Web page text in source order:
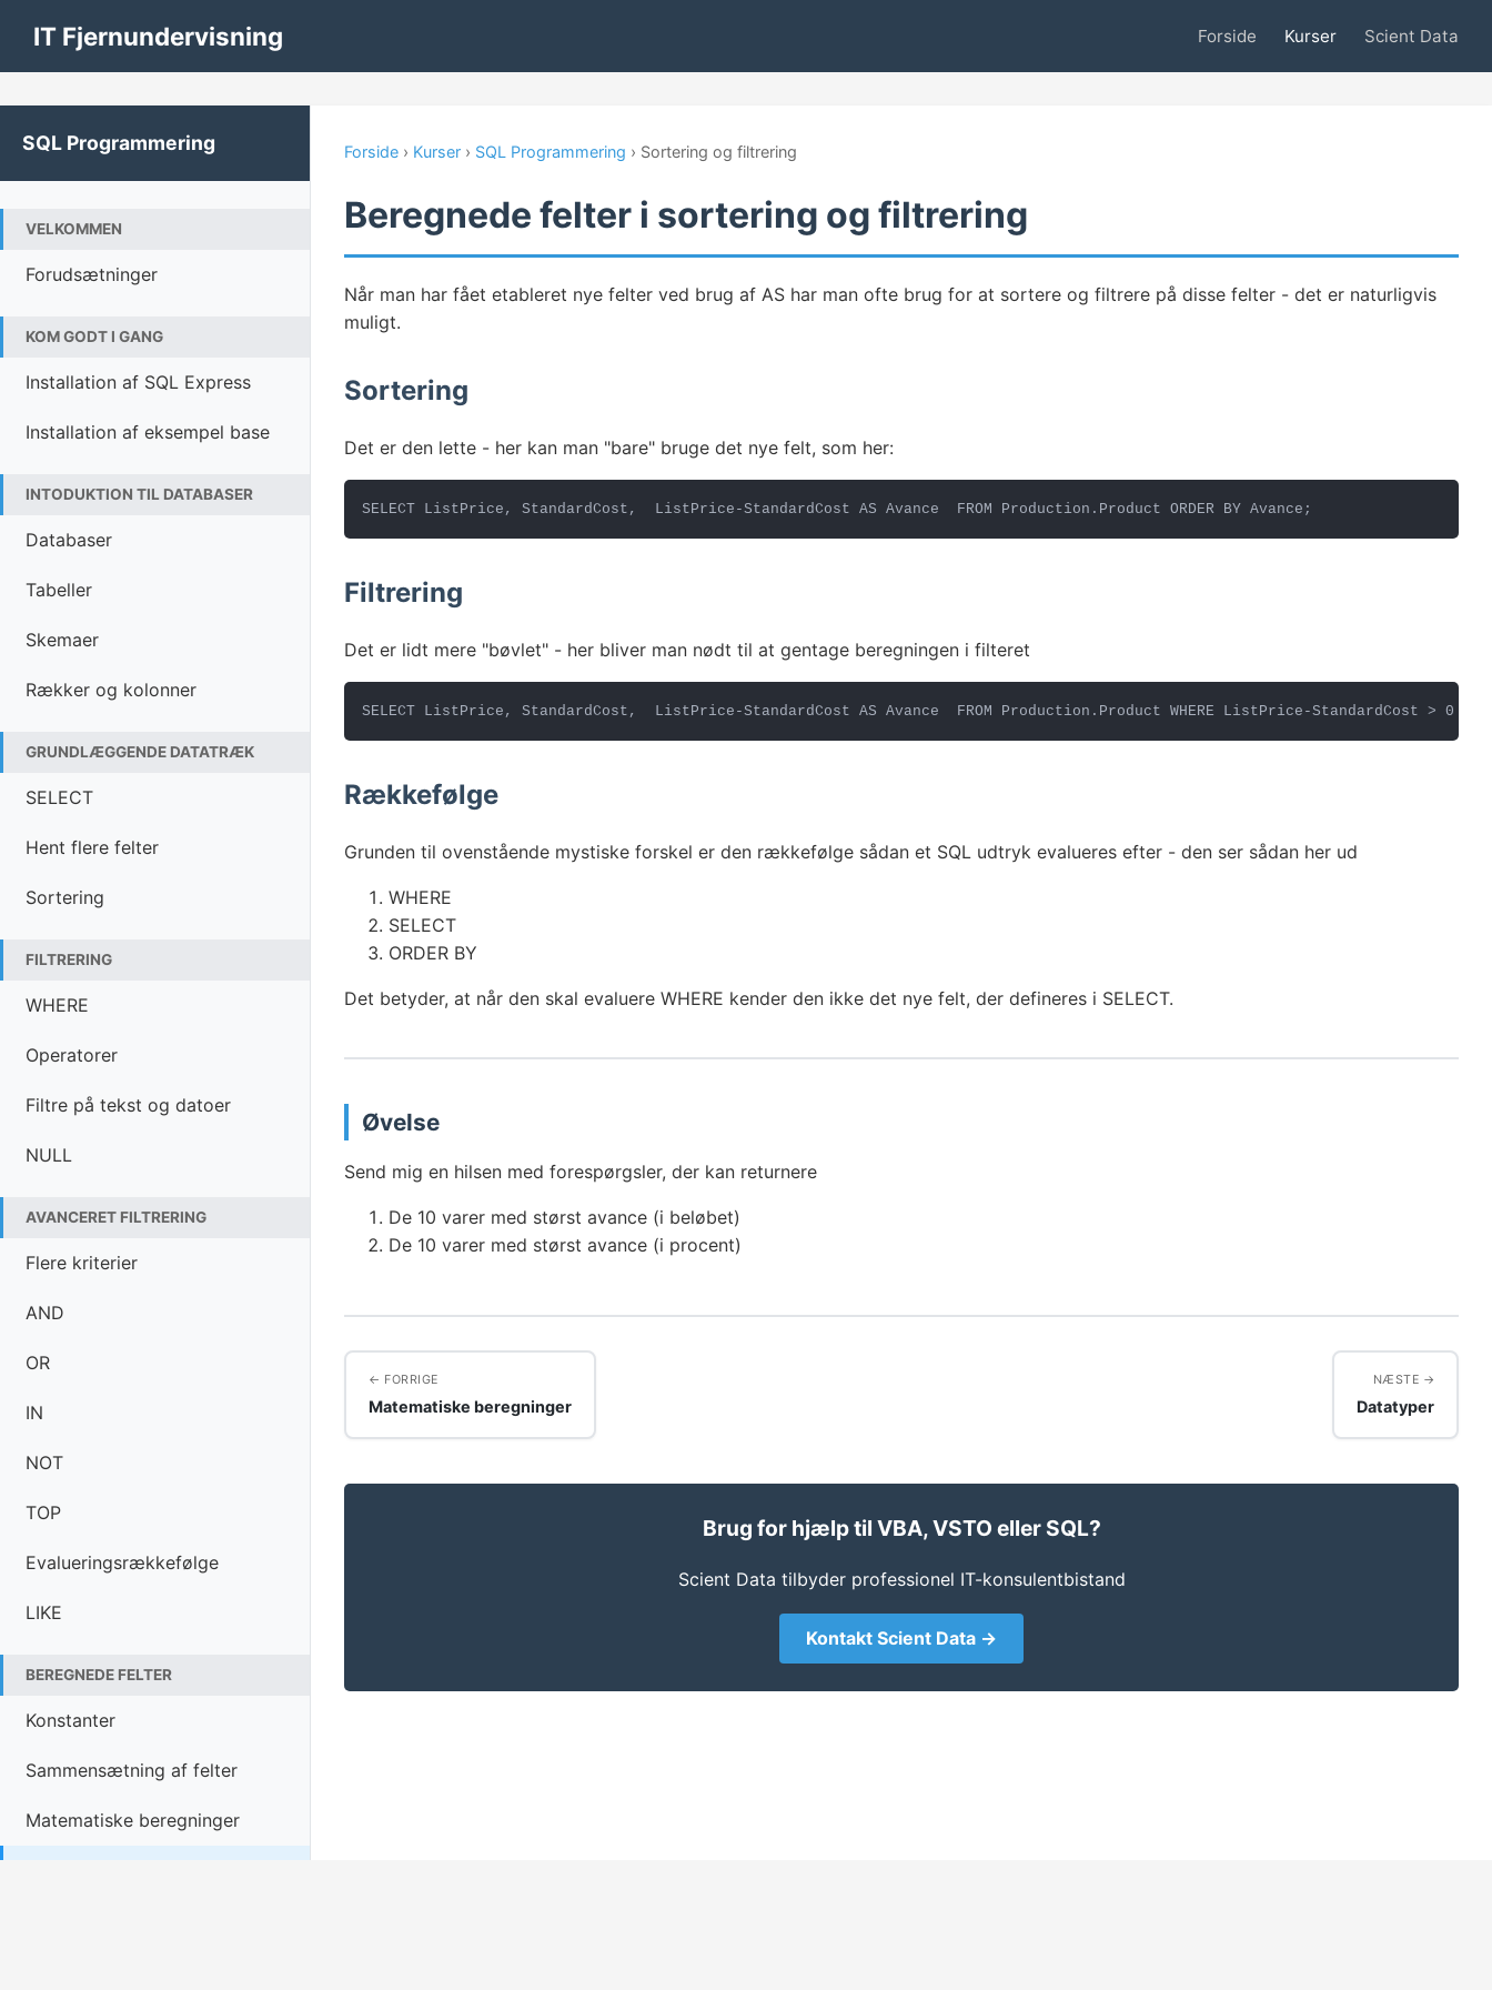
IT Fjernundervisning Forside Kurser Scient Data
SQL Programmering
VELKOMMEN
Forudsætninger
KOM GODT I GANG
Installation af SQL Express
Installation af eksempel base
INTODUKTION TIL DATABASER
Databaser
Tabeller
Skemaer
Rækker og kolonner
GRUNDLÆGGENDE DATATRÆK
SELECT
Hent flere felter
Sortering
FILTRERING
WHERE
Operatorer
Filtre på tekst og datoer
NULL
AVANCERET FILTRERING
Flere kriterier
AND
OR
IN
NOT
TOP
Evalueringsrækkefølge
LIKE
BEREGNEDE FELTER
Konstanter
Sammensætning af felter
Matematiske beregninger
Forside › Kurser › SQL Programmering › Sortering og filtrering
Beregnede felter i sortering og filtrering
Når man har fået etableret nye felter ved brug af AS har man ofte brug for at sortere og filtrere på disse felter - det er naturligvis
muligt.
Sortering
Det er den lette - her kan man "bare" bruge det nye felt, som her:
SELECT ListPrice, StandardCost,  ListPrice-StandardCost AS Avance  FROM Production.Product ORDER BY Avance;
Filtrering
Det er lidt mere "bøvlet" - her bliver man nødt til at gentage beregningen i filteret
SELECT ListPrice, StandardCost,  ListPrice-StandardCost AS Avance  FROM Production.Product WHERE ListPrice-StandardCost > 0
Rækkefølge
Grunden til ovenstående mystiske forskel er den rækkefølge sådan et SQL udtryk evalueres efter - den ser sådan her ud
WHERE
SELECT
ORDER BY
Det betyder, at når den skal evaluere WHERE kender den ikke det nye felt, der defineres i SELECT.
Øvelse
Send mig en hilsen med forespørgsler, der kan returnere
De 10 varer med størst avance (i beløbet)
De 10 varer med størst avance (i procent)
FORRIGE
Matematiske beregninger
NÆSTE
Datatyper
Brug for hjælp til VBA, VSTO eller SQL?
Scient Data tilbyder professionel IT-konsulentbistand
Kontakt Scient Data →